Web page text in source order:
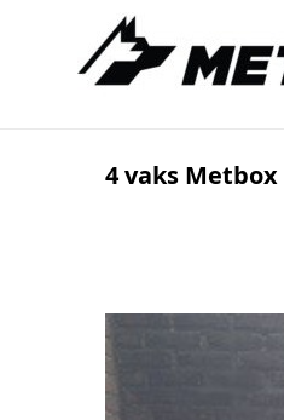
Metbox
+31 6 517 416 71
4 vaks Metbox